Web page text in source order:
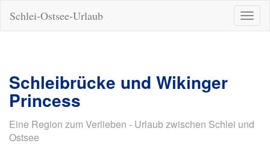
ein-/
Schlei-Ostsee-Urlaub
Schleibrücke und Wikinger
Princess
Eine Region zum Verlieben - Urlaub zwischen Schlei und
Ostsee